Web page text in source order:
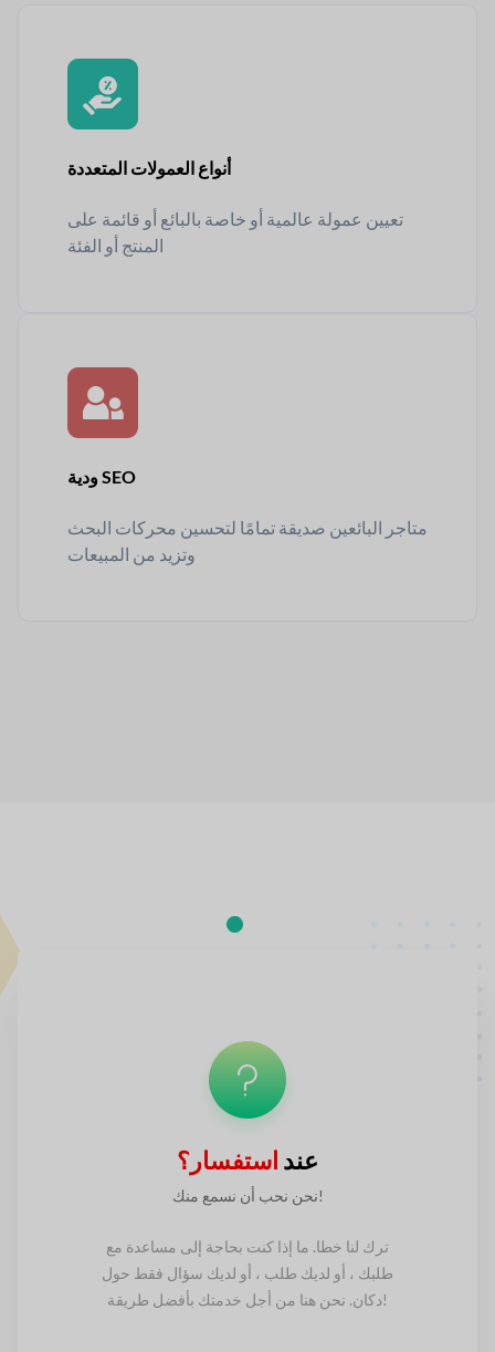
أنواع العمولات المتعددة
تعيين عمولة عالمية أو خاصة بالبائع أو قائمة على
المنتج أو الفئة
ودية SEO
متاجر البائعين صديقة تمامًا لتحسين محركات البحث
وتزيد من المبيعات
عند استفسار؟
نحن نحب أن نسمع منك!
ترك لنا خطا. ما إذا كنت بحاجة إلى مساعدة مع
طلبك ، أو لديك طلب ، أو لديك سؤال فقط حول
دكان. نحن هنا من أجلخدمتك بأفضل طريقة!